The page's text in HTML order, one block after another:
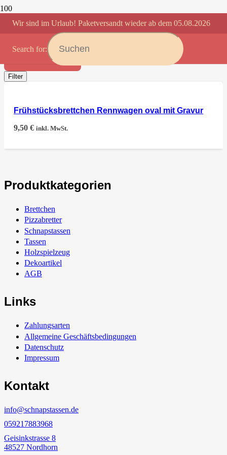
Wir sind im Urlaub! Paketversandt wieder ab dem 05.08.2026
Search for:
Anwenden
Filter
Frühstücksbrettchen Rennwagen oval mit Gravur
9,50€ inkl. MwSt.
Produktkategorien
Brettchen
Pizzabretter
Schnapstassen
Tassen
Holzspielzeug
Dekoartikel
AGB
Links
Zahlungsarten
Allgemeine Geschäftsbedingungen
Datenschutz
Impressum
Kontakt
info@schnapstassen.de
059217883968
Geisinkstrasse 8
48527 Nordhorn